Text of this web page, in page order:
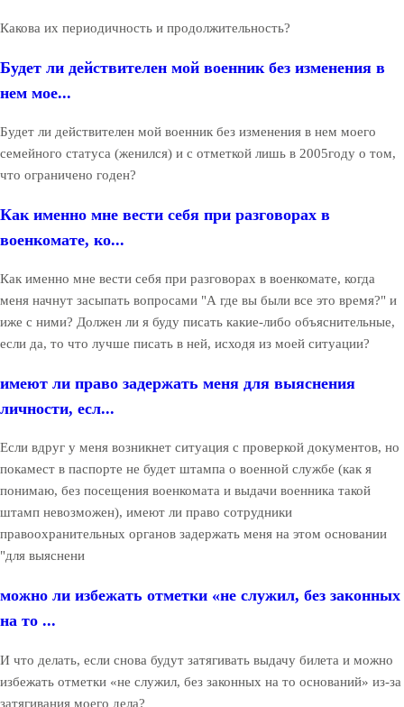
Какова их периодичность и продолжительность?
Будет ли действителен мой военник без изменения в
нем мое...
Будет ли действителен мой военник без изменения в нем моего
семейного статуса (женился) и с отметкой лишь в 2005году о том,
что ограничено годен?
Как именно мне вести себя при разговорах в
военкомате, ко...
Как именно мне вести себя при разговорах в военкомате, когда
меня начнут засыпать вопросами "А где вы были все это время?" и
иже с ними? Должен ли я буду писать какие-либо объяснительные,
если да, то что лучше писать в ней, исходя из моей ситуации?
имеют ли право задержать меня для выяснения
личности, есл...
Если вдруг у меня возникнет ситуация с проверкой документов, но
покамест в паспорте не будет штампа о военной службе (как я
понимаю, без посещения военкомата и выдачи военника такой
штамп невозможен), имеют ли право сотрудники
правоохранительных органов задержать меня на этом основании
"для выяснени
можно ли избежать отметки «не служил, без законных
на то ...
И что делать, если снова будут затягивать выдачу билета и можно
избежать отметки «не служил, без законных на то оснований» из-за
затягивания моего дела?